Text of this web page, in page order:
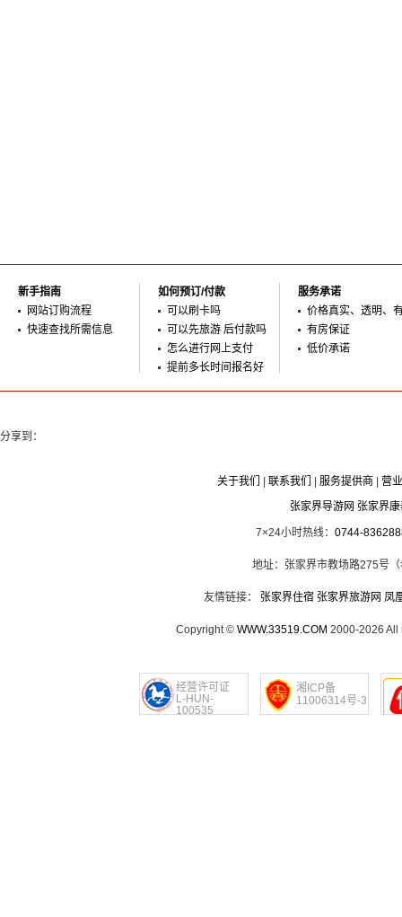
新手指南
网站订购流程
快速查找所需信息
如何预订/付款
可以刷卡吗
可以先旅游 后付款吗
怎么进行网上支付
提前多长时间报名好
服务承诺
价格真实、透明、
有房保证
低价承诺
分享到：
关于我们 联系我们 服务提供商
营
张家界导游网 张家界
7×24小时热线： 0744-
地址：张家界市教场路275号
友情链接： 张家界住宿 张家界旅游网 凤
Copyright © WWW.33519.COM 2000-2026 All
经营许可证
L-HUN-
100535
湘ICP备
11006314号-3